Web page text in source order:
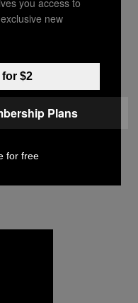
new
$2
Plans
for free